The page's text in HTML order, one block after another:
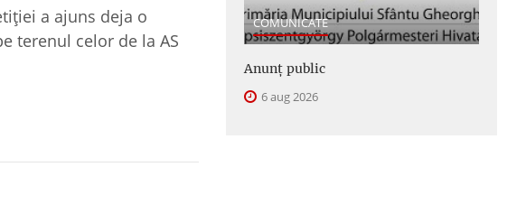
a ajuns deja o
terenul celor de la AS
COMUNICATE
Anunţ public
6 aug 2026